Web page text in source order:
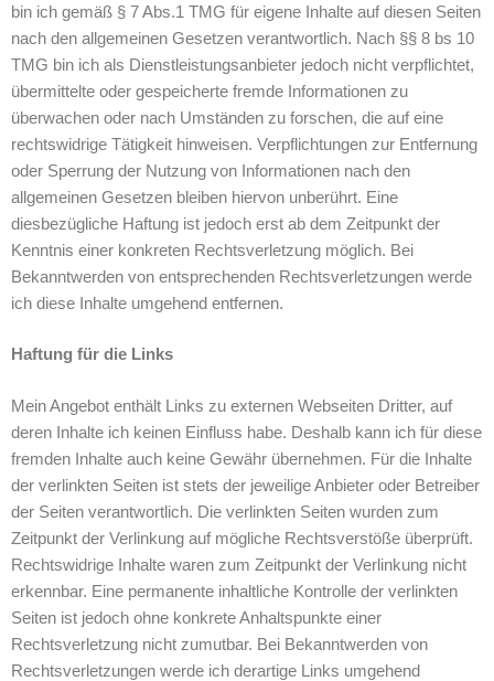
bin ich gemäß § 7 Abs.1 TMG für eigene Inhalte auf diesen Seiten
nach den allgemeinen Gesetzen verantwortlich. Nach §§ 8 bs 10
TMG bin ich als Dienstleistungsanbieter jedoch nicht verpflichtet,
übermittelte oder gespeicherte fremde Informationen zu
überwachen oder nach Umständen zu forschen, die auf eine
rechtswidrige Tätigkeit hinweisen. Verpflichtungen zur Entfernung
oder Sperrung der Nutzung von Informationen nach den
allgemeinen Gesetzen bleiben hiervon unberührt. Eine
diesbezügliche Haftung ist jedoch erst ab dem Zeitpunkt der
Kenntnis einer konkreten Rechtsverletzung möglich. Bei
Bekanntwerden von entsprechenden Rechtsverletzungen werde
ich diese Inhalte umgehend entfernen.
Haftung für die Links
Mein Angebot enthält Links zu externen Webseiten Dritter, auf
deren Inhalte ich keinen Einfluss habe. Deshalb kann ich für diese
fremden Inhalte auch keine Gewähr übernehmen. Für die Inhalte
der verlinkten Seiten ist stets der jeweilige Anbieter oder Betreiber
der Seiten verantwortlich. Die verlinkten Seiten wurden zum
Zeitpunkt der Verlinkung auf mögliche Rechtsverstöße überprüft.
Rechtswidrige Inhalte waren zum Zeitpunkt der Verlinkung nicht
erkennbar. Eine permanente inhaltliche Kontrolle der verlinkten
Seiten ist jedoch ohne konkrete Anhaltspunkte einer
Rechtsverletzung nicht zumutbar. Bei Bekanntwerden von
Rechtsverletzungen werde ich derartige Links umgehend